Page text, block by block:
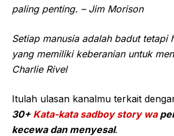
paling penting. – Jim Morison
Setiap manusia adalah badut tetapi
yang memiliki keberanian untuk
Charlie Rivel
Itulah ulasan kanalmu terkait
30+ Kata-kata sadboy story wa
kecewa dan menyesal.